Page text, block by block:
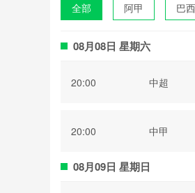
全部 阿甲 巴
波黑联
08月08日 星期六
20:00 中超
20:00 中甲
08月09日 星期日